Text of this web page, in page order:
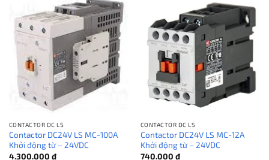
CONTACTOR DC LS
Contactor DC24V LS MC-100A
Khởi động từ – 24VDC
4.300.000 ₫
CONTACTOR DC LS
Contactor DC24V LS MC-12A
Khởi động từ – 24VDC
740.000 ₫